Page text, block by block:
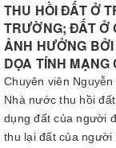
THU HỒI ĐẤT Ở
TRƯỜNG; ĐẤT Ở
ẢNH HƯỞNG
DỌA TÍNH MẠNG
Chuyên viên Nguyễn
Nhà nước thu hồi
dụng đất của người
thu lại đất của người